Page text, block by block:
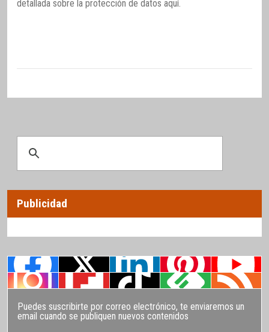
detallada sobre la protección de datos aquí.
Publicidad
Puedes suscribirte por correo electrónico, te enviaremos un
email cuando se publiquen nuevos contenidos